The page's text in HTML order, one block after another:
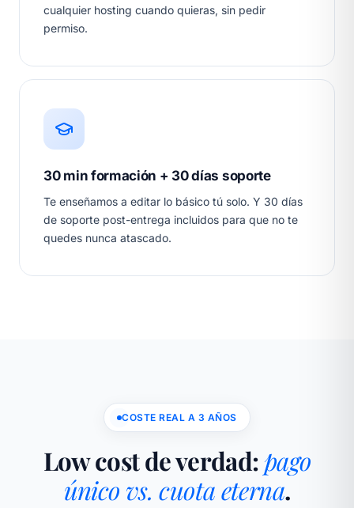
cualquier hosting cuando quieras, sin pedir
permiso.
30 min formación + 30 días soporte
Te enseñamos a editar lo básico tú solo. Y 30 días
de soporte post-entrega incluidos para que no te
quedes nunca atascado.
COSTE REAL A 3 AÑOS
Low cost de verdad:pago
único vs. cuota eterna.